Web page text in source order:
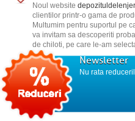
Noul website
clientilor printr-o gama de
Multumim pentru suportul pe
va invitam sa descoperiti
de chiloti, pe care le-am
Newsletter
Nu rata